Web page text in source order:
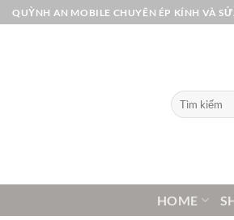
Bỏ
qua
QUỲNH AN MOBILE CHUYÊN ÉP KÍNH VÀ
Tìm
kiếm:
HOME